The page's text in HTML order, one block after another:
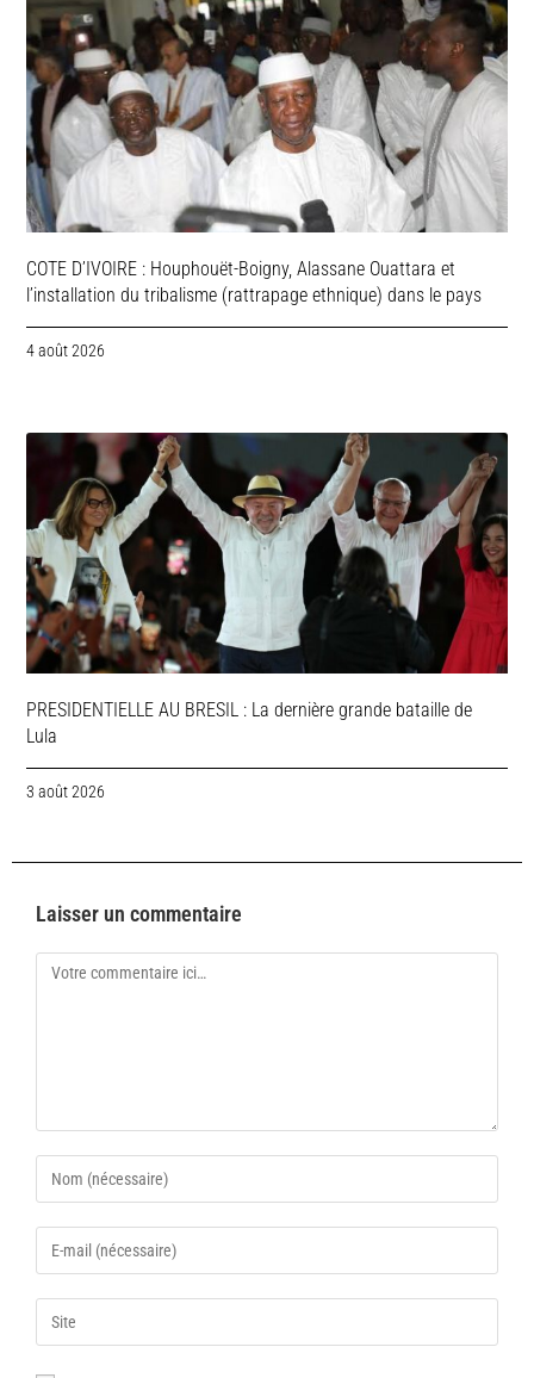
COTE D’IVOIRE : Houphouët-Boigny, Alassane Ouattara et
l’installation du tribalisme (rattrapage ethnique) dans le pays
4 août 2026
PRESIDENTIELLE AU BRESIL : La dernière grande bataille de
Lula
3 août 2026
Laisser un commentaire